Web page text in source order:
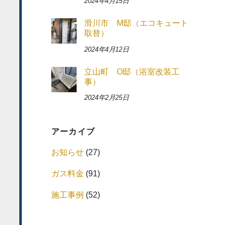
滑川市 M邸（エコキュート
取替）
2024年4月12日
立山町 O邸（浴室改装工
事）
2024年2月25日
アーカイブ
お知らせ(27)
ガス料金 (91)
施工事例 (52)